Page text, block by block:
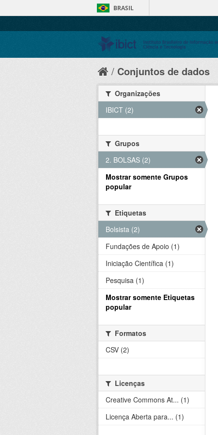
BRASIL
Conjuntos de dados
Organizações
IBICT (2)
Grupos
2. BOLSAS (2)
Mostrar somente Grupos
popular
Etiquetas
Bolsista (2)
Fundações de Apoio (1)
Iniciação Científica (1)
Pesquisa (1)
Mostrar somente Etiquetas
popular
Formatos
CSV (2)
Licenças
Creative Commons At... (1)
Licença Aberta para... (1)